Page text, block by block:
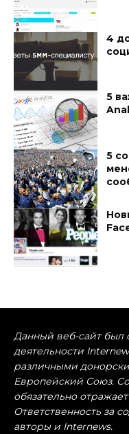
4
5
5
Данный веб-сайт был
деятельности
различными
Европейский Союз.
обязательно
Ответственность за
авторы и Internews.